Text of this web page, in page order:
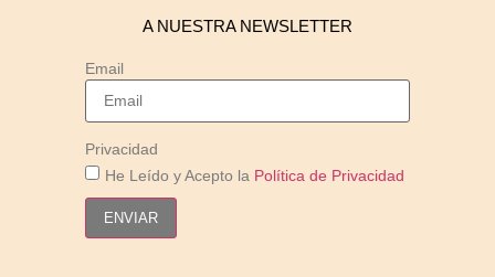
A NUESTRA NEWSLETTER
Email
Privacidad
He Leído y Acepto la Política de Privacidad
ENVIAR